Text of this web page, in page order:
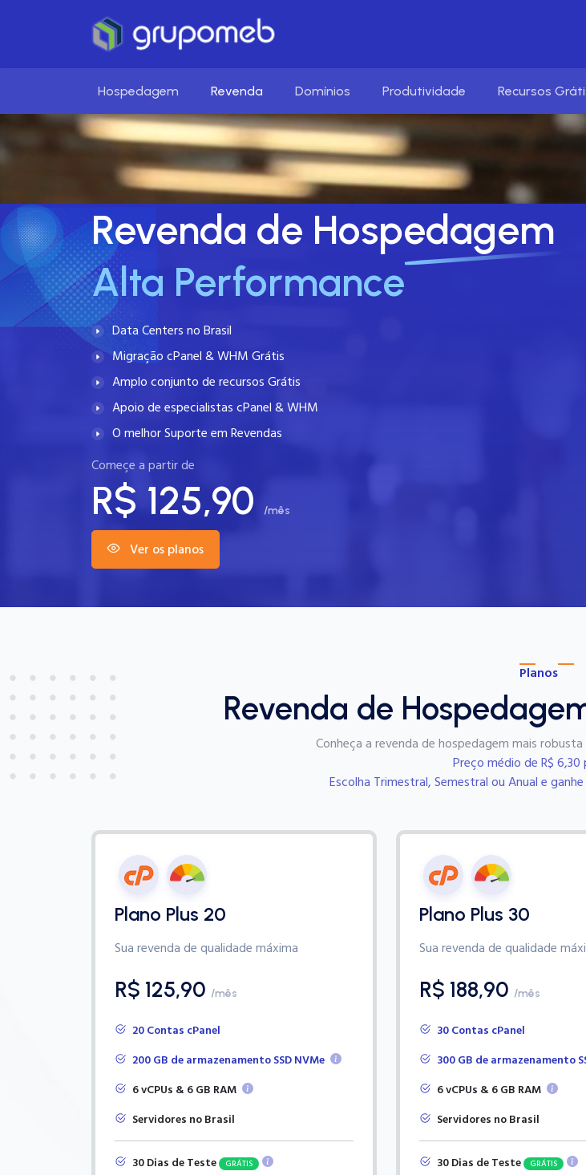
Hospedagem Revenda Domínios Produtividade Recursos
Revenda de Hospedagem
Alta Performance
Data Centers no Brasil
Migração cPanel & WHM Grátis
Amplo conjunto de recursos Grátis
Apoio de especialistas cPanel & WHM
O melhor Suporte em Revendas
Começe a partir de
R$ 125,90 /mês
Ver os planos
Planos
Revenda de
Conheça a revenda de hospedagem mais
Preço médio de R$
Escolha Trimestral, Semestral ou Anual e
Plano Plus 20
Sua revenda de qualidade máxima
R$ 125,90 /mês
20 Contas cPanel
200 GB de armazenamento SSD NVMe
6 vCPUs & 6 GB RAM
Servidores no Brasil
30 Dias de Teste GRÁTIS
Plano Plus 30
Sua revenda de qualidade
R$ 188,90 /mês
30 Contas cPanel
300 GB de armazenamento
6 vCPUs & 6 GB RAM
Servidores no Brasil
30 Dias de Teste GRÁTIS